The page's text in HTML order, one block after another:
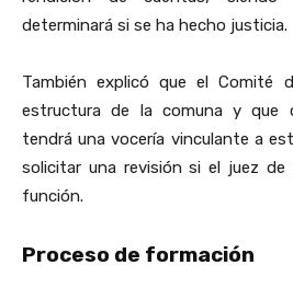
determinará si se ha hecho justicia.
También explicó que el Comité
estructura de la comuna y que
tendrá una vocería vinculante a
solicitar una revisión si el juez
función.
Proceso de formación